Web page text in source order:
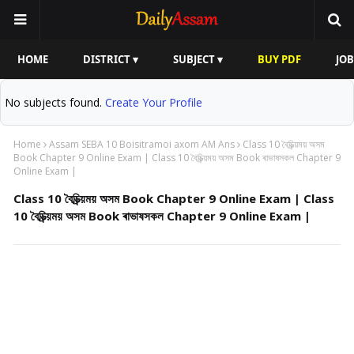
HOME DISTRICT ▾ SUBJECT ▾ BUY PDF
No subjects found. Create Your Profile
Home Assam SEBA 10 Boisitramoi axom AM Ans
Class 10 বৈচিত্ৰ্য়ময় অসম
Book Chapter 9 Online Exam | Class 10 বৈচিত্ৰ্য়ময় অসম Book ৰাভাষসকল Chapter 9
Online Exam |
Class 10 বৈচিত্ৰ্য়ময় অসম Book Chapter 9 Online Exam | Class
10 বৈচিত্ৰ্য়ময় অসম Book ৰাভাষসকল Chapter 9 Online Exam |